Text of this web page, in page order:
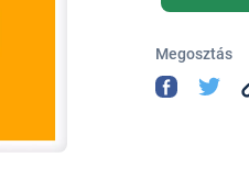
Megosztás